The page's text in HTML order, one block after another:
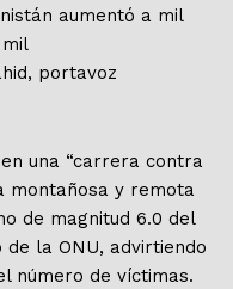
aumentó a mil
portavoz
una “carrera contra
montañosa y remota
de magnitud 6.0 del
la ONU, advirtiendo
número de víctimas.